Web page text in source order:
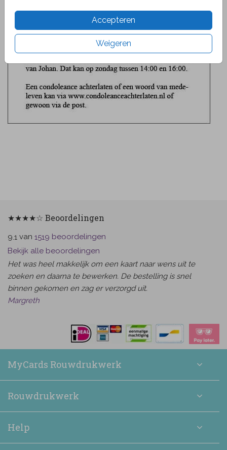
Accepteren
Weigeren
★★★★☆ Beoordelingen
9.1 van 1519 beoordelingen
Bekijk alle beoordelingen
Het was heel makkelijk om een kaart naar wens uit te
zoeken en daarna te bewerken. De bestelling is snel
binnen gekomen en zag er verzorgd uit.
Margreth
MyCards Rouwdrukwerk
Rouwdrukwerk
Help